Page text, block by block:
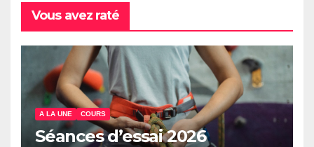
Vous avez raté
A LA UNE COURS
Séances d’essai 2026